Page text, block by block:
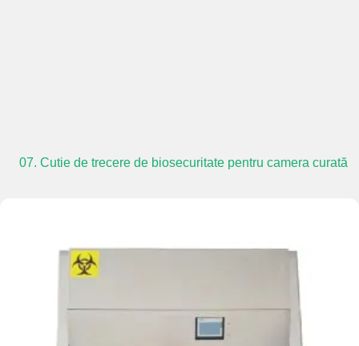
07. Cutie de trecere de biosecuritate pentru camera curată